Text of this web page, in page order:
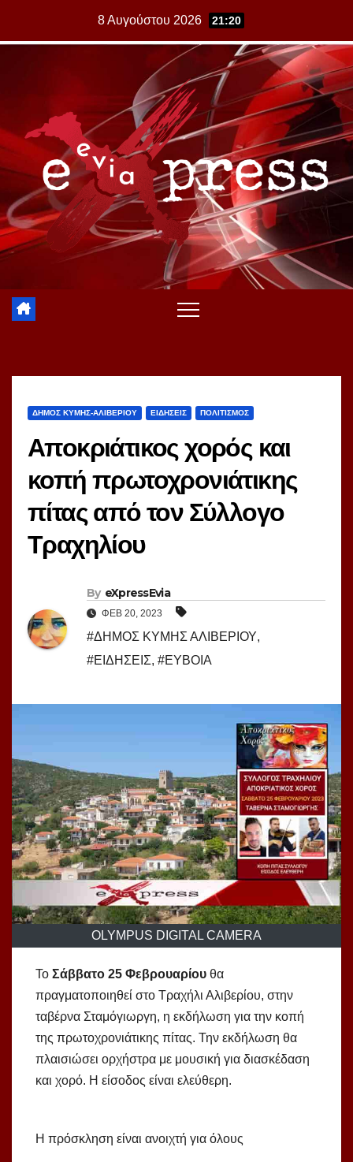
8 Αυγούστου 2026 21:20
ΔΗΜΟΣ ΚΥΜΗΣ-ΑΛΙΒΕΡΙΟΥ ΕΙΔΗΣΕΙΣ ΠΟΛΙΤΙΣΜΟΣ
Αποκριάτικος χορός και
κοπή πρωτοχρονιάτικης
πίτας από τον Σύλλογο
Τραχηλίου
By eXpressEvia
ΦΕΒ 20, 2023
#ΔΗΜΟΣ ΚΥΜΗΣ ΑΛΙΒΕΡΙΟΥ,
#ΕΙΔΗΣΕΙΣ, #ΕΥΒΟΙΑ
OLYMPUS DIGITAL CAMERA
Το Σάββατο 25 Φεβρουαρίου θα
πραγματοποιηθεί στο Τραχήλι Αλιβερίου, στην
ταβέρνα Σταμόγιωργη, η εκδήλωση για την κοπή
της πρωτοχρονιάτικης πίτας. Την εκδήλωση θα
πλαισιώσει ορχήστρα με μουσική για διασκέδαση
και χορό. Η είσοδος είναι ελεύθερη.
Η πρόσκληση είναι ανοιχτή για όλους